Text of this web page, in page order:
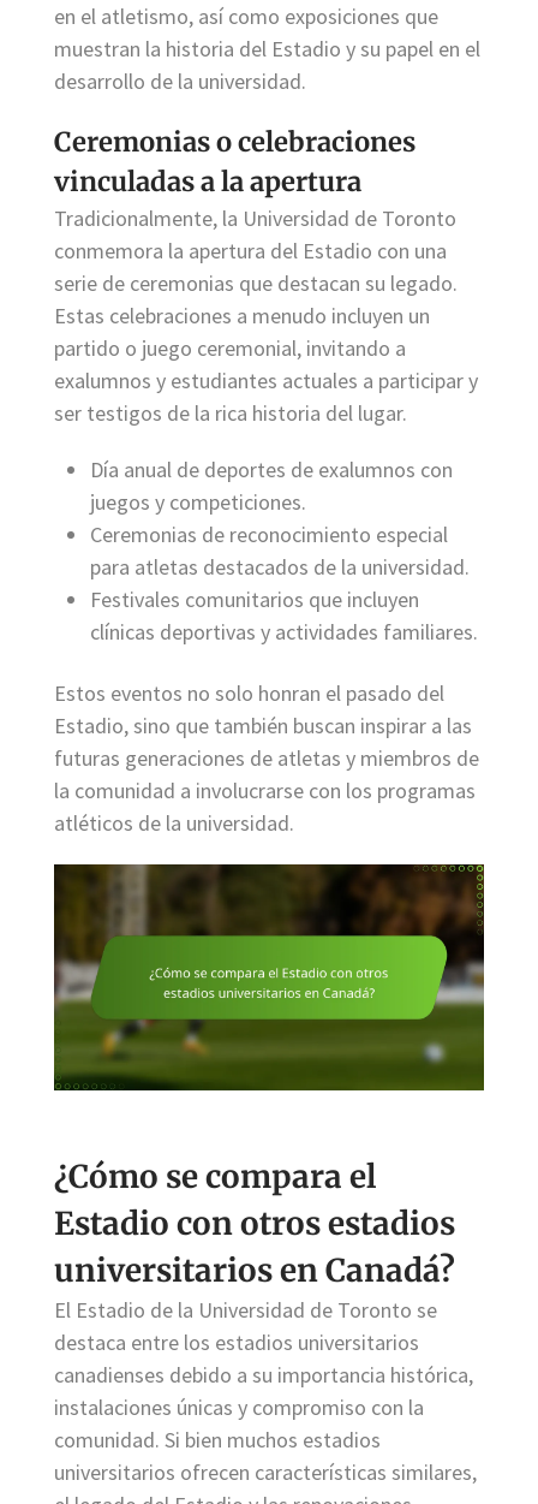
en el atletismo, así como exposiciones que
muestran la historia del Estadio y su papel en el
desarrollo de la universidad.
Ceremonias o celebraciones
vinculadas a la apertura
Tradicionalmente, la Universidad de Toronto
conmemora la apertura del Estadio con una
serie de ceremonias que destacan su legado.
Estas celebraciones a menudo incluyen un
partido o juego ceremonial, invitando a
exalumnos y estudiantes actuales a participar y
ser testigos de la rica historia del lugar.
Día anual de deportes de exalumnos con
juegos y competiciones.
Ceremonias de reconocimiento especial
para atletas destacados de la universidad.
Festivales comunitarios que incluyen
clínicas deportivas y actividades familiares.
Estos eventos no solo honran el pasado del
Estadio, sino que también buscan inspirar a las
futuras generaciones de atletas y miembros de
la comunidad a involucrarse con los programas
atléticos de la universidad.
¿Cómo se compara el
Estadio con otros estadios
universitarios en Canadá?
El Estadio de la Universidad de Toronto se
destaca entre los estadios universitarios
canadienses debido a su importancia histórica,
instalaciones únicas y compromiso con la
comunidad. Si bien muchos estadios
universitarios ofrecen características similares,